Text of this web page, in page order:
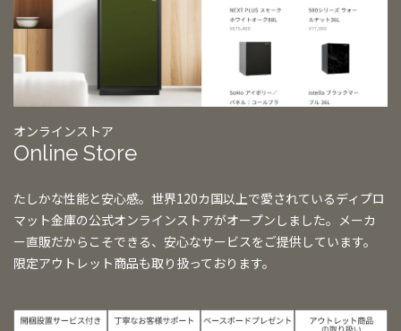
オンラインストア
Online Store
たしかな性能と安心感。世界120カ国以上で愛されているディプロ
マット金庫の公式オンラインストアがオープンしました。メーカ
ー直販だからこそできる、安心なサービスをご提供しています。
限定アウトレット商品も取り扱っております。